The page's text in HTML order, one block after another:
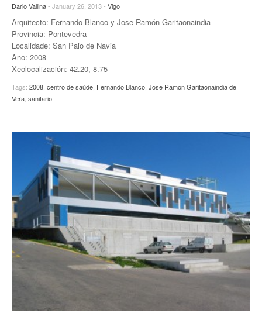
Dario Vallina- January 26, 2013 - Vigo
Arquitecto: Fernando Blanco y Jose Ramón Garitaonaindia
Provincia: Pontevedra
Localidade: San Paio de Navia
Ano: 2008
Xeolocalización: 42.20,-8.75
Tags: 2008 centro de saúde Fernando Blanco Jose Ramon Garitaonaindia de
Vera sanitario